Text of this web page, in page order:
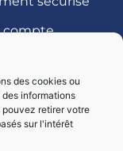
des cookies ou
informations
pouvez retirer votre
sur l'intérêt
compte